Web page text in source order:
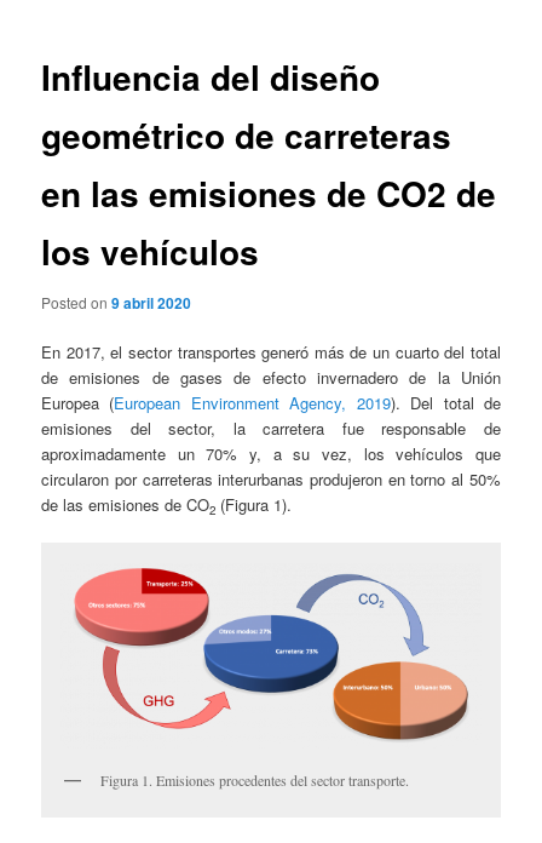
Influencia del diseño
geométrico de carreteras
en las emisiones de CO2 de
los vehículos
Posted on9 abril 2020
En 2017, el sector transportes generó más de un cuarto del total
de emisiones de gases de efecto invernadero de la Unión
Europea (European Environment Agency, 2019). Del total de
emisiones del sector, la carretera fue responsable de
aproximadamente un 70% y, a su vez, los vehículos que
circularon por carreteras interurbanas produjeron en torno al 50%
de las emisiones de CO2 (Figura 1).
Figura 1. Emisiones procedentes del sector transporte.